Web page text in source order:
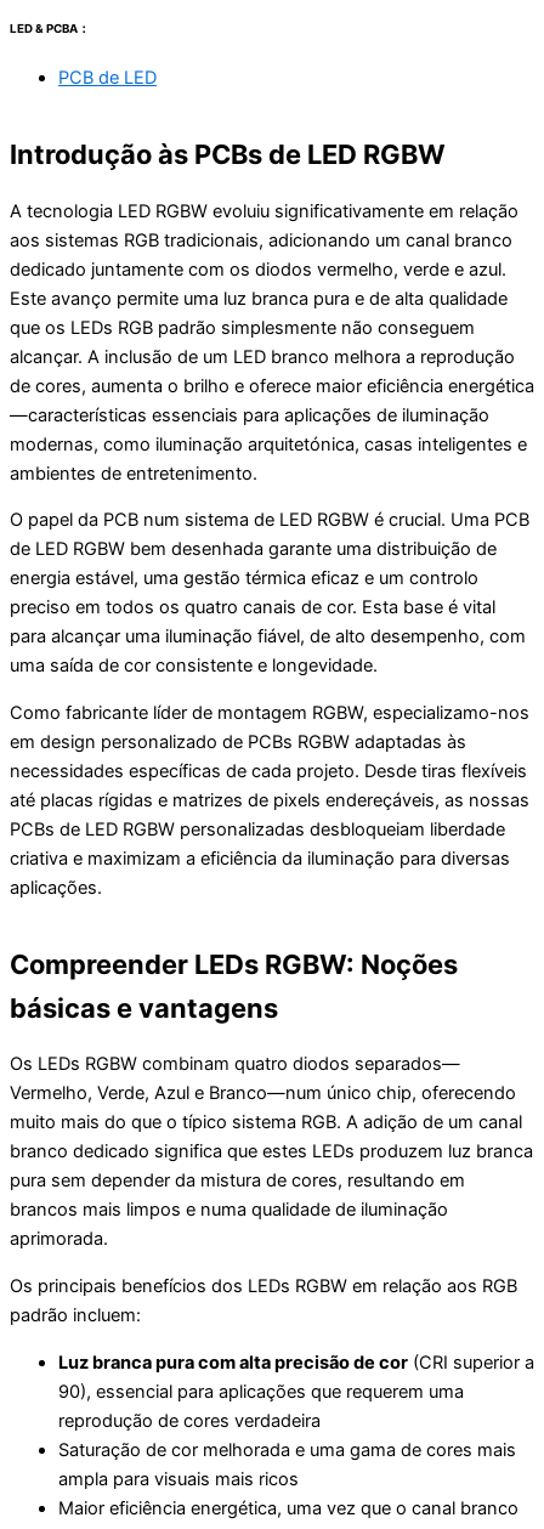
LED & PCBA：
PCB de LED
Introdução às PCBs de LED RGBW
A tecnologia LED RGBW evoluiu significativamente em relação
aos sistemas RGB tradicionais, adicionando um canal branco
dedicado juntamente com os diodos vermelho, verde e azul.
Este avanço permite uma luz branca pura e de alta qualidade
que os LEDs RGB padrão simplesmente não conseguem
alcançar. A inclusão de um LED branco melhora a reprodução
de cores, aumenta o brilho e oferece maior eficiência energética
—características essenciais para aplicações de iluminação
modernas, como iluminação arquitetónica, casas inteligentes e
ambientes de entretenimento.
O papel da PCB num sistema de LED RGBW é crucial. Uma PCB
de LED RGBW bem desenhada garante uma distribuição de
energia estável, uma gestão térmica eficaz e um controlo
preciso em todos os quatro canais de cor. Esta base é vital
para alcançar uma iluminação fiável, de alto desempenho, com
uma saída de cor consistente e longevidade.
Como fabricante líder de montagem RGBW, especializamo-nos
em design personalizado de PCBs RGBW adaptadas às
necessidades específicas de cada projeto. Desde tiras flexíveis
até placas rígidas e matrizes de pixels endereçáveis, as nossas
PCBs de LED RGBW personalizadas desbloqueiam liberdade
criativa e maximizam a eficiência da iluminação para diversas
aplicações.
Compreender LEDs RGBW: Noções
básicas e vantagens
Os LEDs RGBW combinam quatro diodos separados—
Vermelho, Verde, Azul e Branco—num único chip, oferecendo
muito mais do que o típico sistema RGB. A adição de um canal
branco dedicado significa que estes LEDs produzem luz branca
pura sem depender da mistura de cores, resultando em
brancos mais limpos e numa qualidade de iluminação
aprimorada.
Os principais benefícios dos LEDs RGBW em relação aos RGB
padrão incluem:
Luz branca pura com alta precisão de cor (CRI superior a
90), essencial para aplicações que requerem uma
reprodução de cores verdadeira
Saturação de cor melhorada e uma gama de cores mais
ampla para visuais mais ricos
Maior eficiência energética, uma vez que o canal branco